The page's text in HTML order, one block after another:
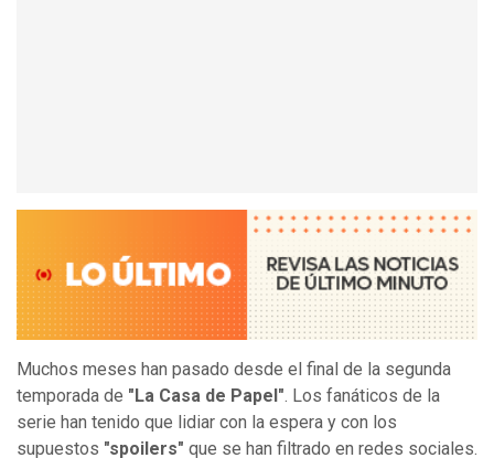
Muchos meses han pasado desde el final de la segunda
temporada de "La Casa de Papel". Los fanáticos de la
serie han tenido que lidiar con la espera y con los
supuestos "spoilers" que se han filtrado en redes sociales.